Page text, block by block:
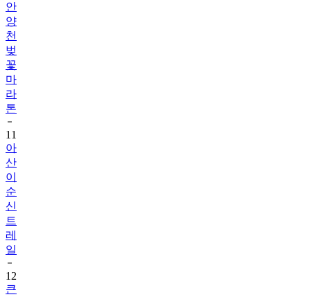
안
양
천
벚
꽃
마
라
톤
11
아
산
이
순
신
트
레
일
12
큰